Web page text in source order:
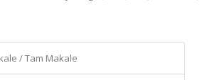
/ Tam Makale